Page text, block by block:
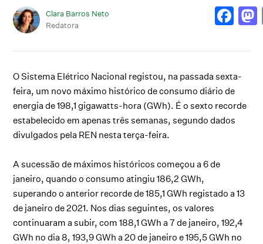
Clara Barros Neto
Redatora
O Sistema Elétrico Nacional registou, na passada sexta-
feira, um novo máximo histórico de consumo diário de
energia de 198,1 gigawatts-hora (GWh). É o sexto recorde
estabelecido em apenas três semanas, segundo dados
divulgados pela REN nesta terça-feira.
A sucessão de máximos históricos começou a 6 de
janeiro, quando o consumo atingiu 186,2 GWh,
superando o anterior recorde de 185,1 GWh registado a 13
de janeiro de 2021. Nos dias seguintes, os valores
continuaram a subir, com 188,1 GWh a 7 de janeiro, 192,4
GWh no dia 8, 193,9 GWh a 20 de janeiro e 195,5 GWh no